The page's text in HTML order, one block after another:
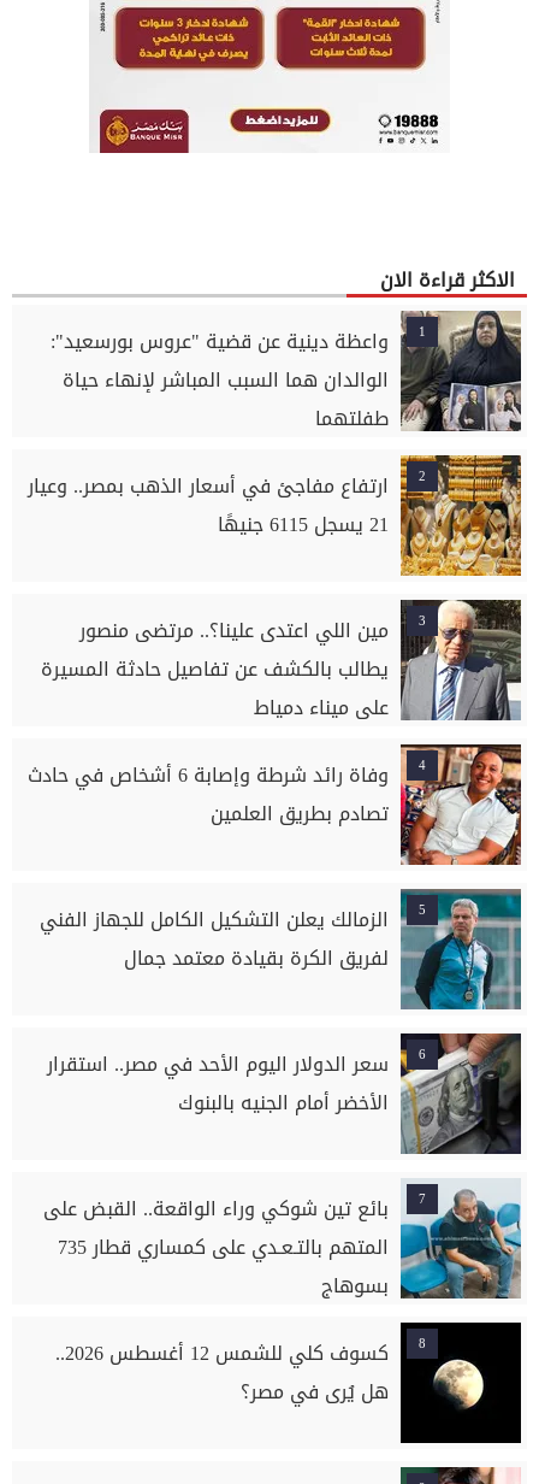
الاكثر قراءة الان
1
واعظة دينية عن قضية "عروس بورسعيد":
الوالدان هما السبب المباشر لإنهاء حياة
طفلتهما
2
ارتفاع مفاجئ في أسعار الذهب بمصر.. وعيار
21 يسجل 6115 جنيهًا
3
مين اللي اعتدى علينا؟.. مرتضى منصور
يطالب بالكشف عن تفاصيل حادثة المسيرة
على ميناء دمياط
4
وفاة رائد شرطة وإصابة 6 أشخاص في حادث
تصادم بطريق العلمين
5
الزمالك يعلن التشكيل الكامل للجهاز الفني
لفريق الكرة بقيادة معتمد جمال
6
سعر الدولار اليوم الأحد في مصر.. استقرار
الأخضر أمام الجنيه بالبنوك
7
بائع تين شوكي وراء الواقعة.. القبض على
المتهم بالتـعـدي على كمساري قطار 735
بسوهاج
8
كسوف كلي للشمس 12 أغسطس 2026..
هل يُرى في مصر؟